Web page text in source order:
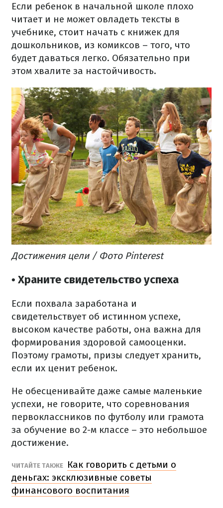
Если ребенок в начальной школе плохо
читает и не может овладеть тексты в
учебнике, стоит начать с книжек для
дошкольников, из комиксов – того, что
будет даваться легко. Обязательно при
этом хвалите за настойчивость.
Достижения цели / Фото Pinterest
• Храните свидетельство успеха
Если похвала заработана и
свидетельствует об истинном успехе,
высоком качестве работы, она важна для
формирования здоровой самооценки.
Поэтому грамоты, призы следует хранить,
если их ценит ребенок.
Не обесценивайте даже самые маленькие
успехи, не говорите, что соревнования
первоклассников по футболу или грамота
за обучение во 2-м классе – это небольшое
достижение.
ЧИТАЙТЕ ТАКЖЕ
Как говорить с детьми о
деньгах: эксклюзивные советы
финансового воспитания